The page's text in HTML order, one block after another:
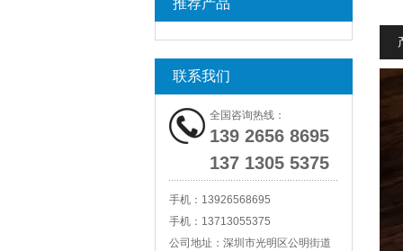
推荐产品
联系我们
全国咨询热线：
139 2656 8695
137 1305 5375
手机： 13926568695
手机： 13713055375
公司地址： 深圳市光明区公明街道